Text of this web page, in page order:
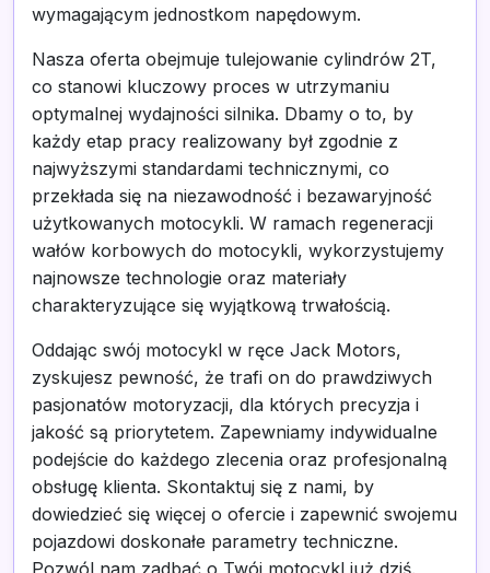
wymagającym jednostkom napędowym.
Nasza oferta obejmuje tulejowanie cylindrów 2T,
co stanowi kluczowy proces w utrzymaniu
optymalnej wydajności silnika. Dbamy o to, by
każdy etap pracy realizowany był zgodnie z
najwyższymi standardami technicznymi, co
przekłada się na niezawodność i bezawaryjność
użytkowanych motocykli. W ramach regeneracji
wałów korbowych do motocykli, wykorzystujemy
najnowsze technologie oraz materiały
charakteryzujące się wyjątkową trwałością.
Oddając swój motocykl w ręce Jack Motors,
zyskujesz pewność, że trafi on do prawdziwych
pasjonatów motoryzacji, dla których precyzja i
jakość są priorytetem. Zapewniamy indywidualne
podejście do każdego zlecenia oraz profesjonalną
obsługę klienta. Skontaktuj się z nami, by
dowiedzieć się więcej o ofercie i zapewnić swojemu
pojazdowi doskonałe parametry techniczne.
Pozwól nam zadbać o Twój motocykl już dziś.